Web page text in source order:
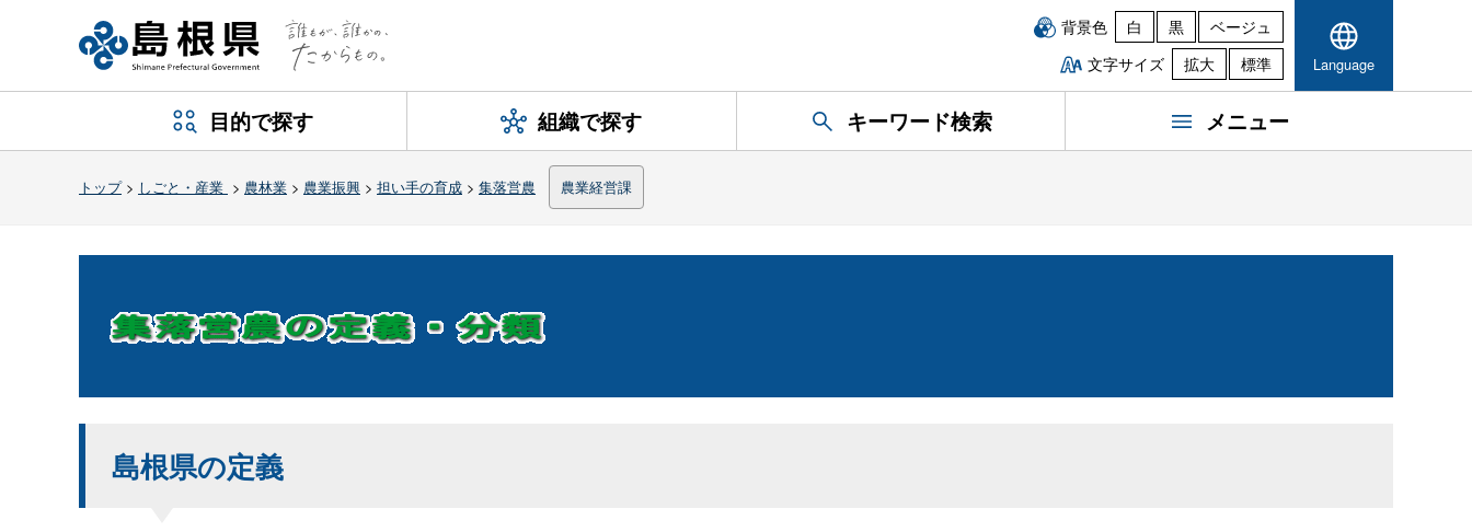
背景色 白 黒
ベージュ
文字サイズ
拡大 標準 Language
目的で探す 組織で探す キーワード検索 メニュー
トップ> しごと・産業 > 農林業 > 農業振興 > 担い手の育成 > 集落営農 農業経営課
島根県の定義